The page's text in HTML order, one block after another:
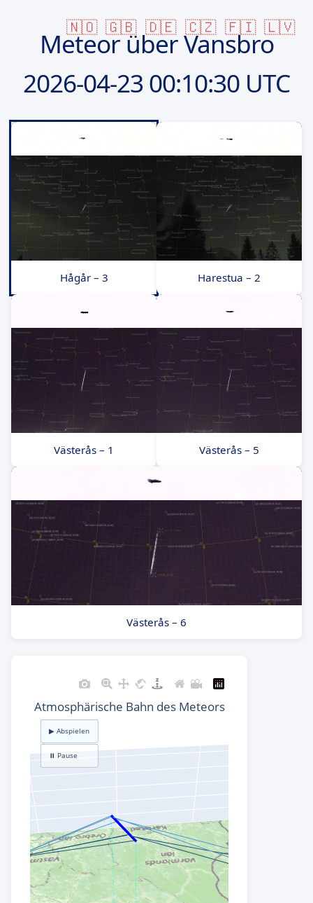
🇳🇴 🇬🇧 🇩🇪 🇨🇿 🇫🇮 🇱🇻
Meteor über Vansbro
2026-04-2300:10:30 UTC
Hågår – 3 Harestua – 2
Västerås – 1 Västerås – 5
Västerås – 6